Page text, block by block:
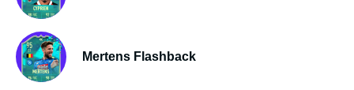
Mertens Flashback